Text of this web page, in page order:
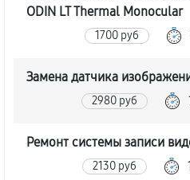
ODIN LT Thermal Monocular
1700 руб
Замена датчика
2980 руб
Ремонт системы записи
2130 руб